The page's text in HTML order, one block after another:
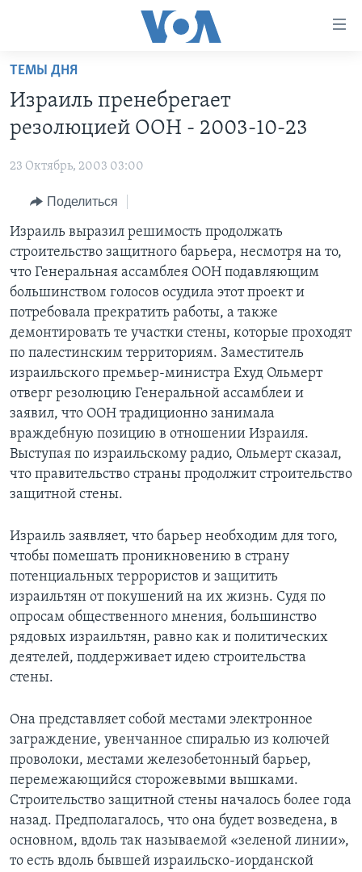
Перейти
основной
контент
Перейти
навигации
Перейти
поиск
ПРОГРАММЫ
НОВОСТИ ЗА МИНУТУ
ИТОГИ
ПОЧЕМУ ЭТО ВАЖНО?
ДЕТАЛИ
НЬЮ-ЙОРК NEW YORK
АМЕРИКА. БОЛЬШОЕ ПУТЕШЕСТВИЕ
ПРОЕКТЫ
УЧИМ АНГЛИЙСКИЙ
НАША АМЕРИКАНСКАЯ ИСТОРИЯ
А КАК В АМЕРИКЕ?
АМЕРИКАНСКИЕ ГОРОДКИ
ТЕСТЫ
ЭКСПЕРТИЗА
ИНТЕРВЬЮ
ФАКТЫ ПРОТИВ ФЕЙКОВ
ЗА СВОБОДУ ПРЕССЫ
УЧИМ АНГЛИЙСКИЙ
ВИДЕО
ПОДПИСКА НА НОВОСТИ
Learning English
СОЦИАЛЬНЫЕ СЕТИ
ТЕМЫ ДНЯ
Израиль пренебрегает
резолюцией ООН - 2003-10-23
23 Октябрь, 2003 03:00
Поделиться
Израиль выразил решимость продолжать
строительство защитного барьера, несмотря на то,
что Генеральная ассамблея ООН подавляющим
большинством голосов осудила этот проект и
потребовала прекратить работы, а также
демонтировать те участки стены, которые проходят
по палестинским территориям. Заместитель
израильского премьер-министра Ехуд Ольмерт
отверг резолюцию Генеральной ассамблеи и
заявил, что ООН традиционно занимала
враждебную позицию в отношении Израиля.
Выступая по израильскому радио, Ольмерт сказал,
что правительство страны продолжит строительство
защитной стены.
Израиль заявляет, что барьер необходим для того,
чтобы помешать проникновению в страну
потенциальных террористов и защитить
израильтян от покушений на их жизнь. Судя по
опросам общественного мнения, большинство
рядовых израильтян, равно как и политических
деятелей, поддерживает идею строительства
стены.
Она представляет собой местами электронное
заграждение, увенчанное спиралью из колючей
проволоки, местами железобетонный барьер,
перемежающийся сторожевыми вышками.
Строительство защитной стены началось более года
назад. Предполагалось, что она будет возведена, в
основном, вдоль так называемой «зеленой линии»,
то есть вдоль бывшей израильско-иорданской